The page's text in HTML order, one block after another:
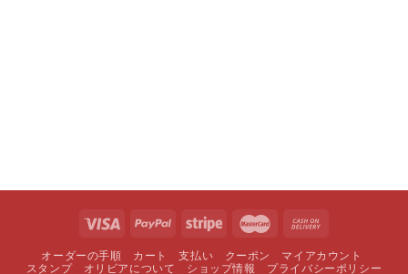
オーダーの手順 カート 支払い クーポン
マイアカウント
スタンプ
オリビアについて ショップ情報
プライバシーポリシー